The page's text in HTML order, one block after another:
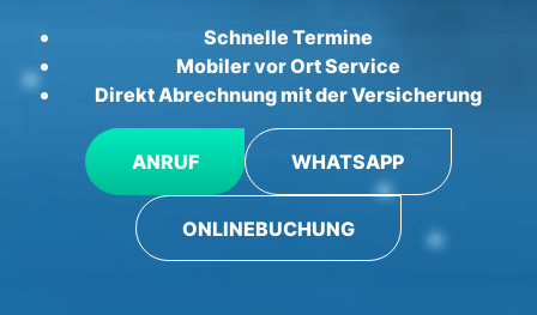
Schnelle Termine
Mobiler vor Ort Service
Direkt Abrechnung mit der Versicherung
ANRUF WHATSAPP
ONLINEBUCHUNG